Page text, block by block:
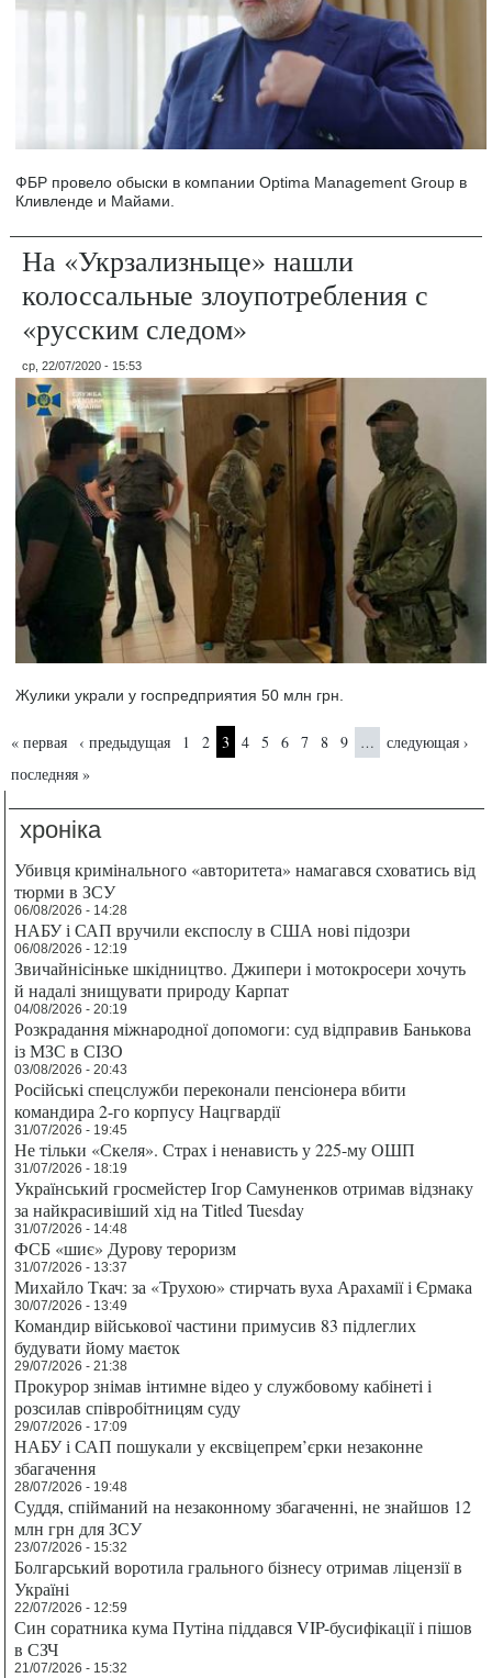
ФБР провело обыски в компании Optima Management Group в
Кливленде и Майами.
На «Укрзализныце» нашли
колоссальные злоупотребления с
«русским следом»
ср, 22/07/2020 - 15:53
Жулики украли у госпредприятия 50 млн грн.
Страницы
« первая ‹ предыдущая 1 2 3 4 5 6 7 8 9 …
следующая ›
последняя »
хроніка
Убивця кримінального «авторитета» намагався сховатись від
тюрми в ЗСУ
06/08/2026 - 14:28
НАБУ і САП вручили експослу в США нові підозри
06/08/2026 - 12:19
Звичайнісіньке шкідництво. Джипери і мотокросери хочуть
й надалі знищувати природу Карпат
04/08/2026 - 20:19
Розкрадання міжнародної допомоги: суд відправив Банькова
із МЗС в СІЗО
03/08/2026 - 20:43
Російські спецслужби переконали пенсіонера вбити
командира 2-го корпусу Нацгвардії
31/07/2026 - 19:45
Не тільки «Скеля». Страх і ненависть у 225-му ОШП
31/07/2026 - 18:19
Український гросмейстер Ігор Самуненков отримав відзнаку
за найкрасивіший хід на Titled Tuesday
31/07/2026 - 14:48
ФСБ «шиє» Дурову тероризм
31/07/2026 - 13:37
Михайло Ткач: за «Трухою» стирчать вуха Арахамії і Єрмака
30/07/2026 - 13:49
Командир військової частини примусив 83 підлеглих
будувати йому маєток
29/07/2026 - 21:38
Прокурор знімав інтимне відео у службовому кабінеті і
розсилав співробітницям суду
29/07/2026 - 17:09
НАБУ і САП пошукали у ексвіцепрем’єрки незаконне
збагачення
28/07/2026 - 19:48
Суддя, спійманий на незаконному збагаченні, не знайшов 12
млн грн для ЗСУ
23/07/2026 - 15:32
Болгарський воротила грального бізнесу отримав ліцензії в
Україні
22/07/2026 - 12:59
Син соратника кума Путіна піддався VIP-бусифікації і пішов
в СЗЧ
21/07/2026 - 15:32